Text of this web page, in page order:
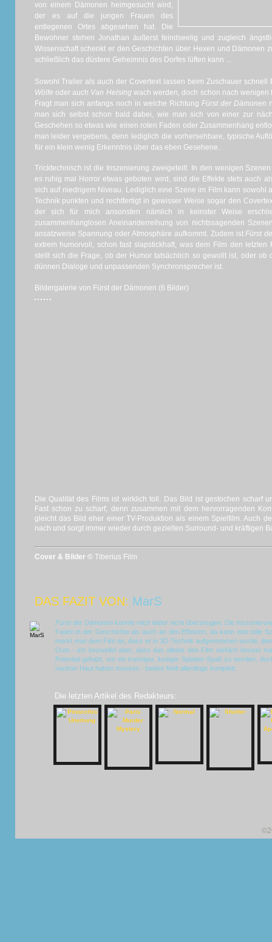
von einem Dämonen heimgesucht wird,
der es auf die jungen Frauen des
entlegenen Ortes abgesehen hat. Die
Bewohner stehen Jonathan äußerst feindseelig und zugleich
Wissenschaft schenkt er den Geschichten über Hexen und Dämonen
schließlich das düstere Geheimnis des Dorfes lüften kann ...
Sowohl Trailer als auch der Covertext lassen beim Zuschauer
Wölfe oder auch Van Helsing wach werden, doch schon nach
Fragt man sich anfangs noch in welche Richtung Fürst der Dämonen
man sich selbst schon bald dabei, wie man sich von einer zur
Geschehen so etwas wie einen roten Faden oder Zusammenhang
man leider vergebens, denn lediglich die vorhersehbare, typische
für ein klein wenig Erkenntnis über das eben Gesehene.
Tricktechnisch ist die Inszenierung zweigeteilt. In den wenigen
es ruhig mal Horror etwas geboten wird, sind die Effekte stets auch
sich auf niedrigem Niveau. Lediglich eine Szene im Film kann sowohl
Technik punkten und rechtfertigt in gewisser Weise sogar den
der sich für mich ansonsten nämlich in keinster Weise
zusammenhanglosen Aneinanderreihung von nichtssagenden
ansatzweise Spannung oder Atmosphäre aufkommt. Zudem istFürst
extrem humorvoll, schon fast slapstickhaft, was dem Film den letzten
stellt sich die Frage, ob der Humor tatsächlich so gewollt ist, oder ob
dünnen Dialoge und unpassenden Synchronsprecher ist.
Bildergalerie von Fürst der Dämonen (6 Bilder)
Die Qualität des Films ist wirklich toll. Das Bild ist gestochen scharf
Fast schon zu scharf, denn zusammen mit dem hervorragenden
gleicht das Bild eher einer TV-Produktion als einem Spielfilm. Auch
nach und sorgt immer wieder durch gezielten Surround- und kräftigen
Cover & Bilder © Tiberius Film
DAS FAZIT VON: MarS
Fürst der Dämonenkonnte mich leider nicht überzeugen. Die
Faden in der Geschichte als auch an den Effekten, da kann eine tolle
merkt man dem Film an, dass er in 3D-Technik aufgenommen wurde,
Outs - ich bezweifel aber, dass das alleine den Film wirklich besser
Potential gehabt, um ein trashiger, lustiger Splatter-Spaß zu werden,
nackter Haut haben müssen - beides fehlt allerdings komplett.
Die letzten Artikel des Redakteurs: